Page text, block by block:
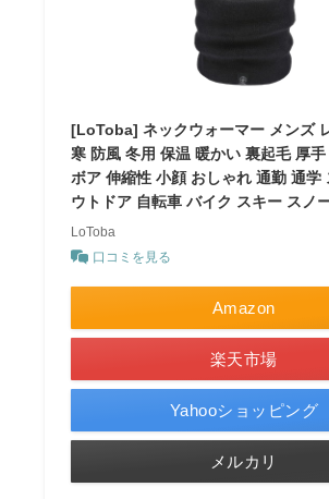
[LoToba] ネックウォーマー メンズ
寒 防風 冬用 保温 暖かい 裏起毛 厚
ボア 伸縮性 小顔 おしゃれ 通勤 通学
ウトドア 自転車 バイク スキー スノ
LoToba
口コミを見る
Amazon
楽天市場
Yahooショッピング
メルカリ